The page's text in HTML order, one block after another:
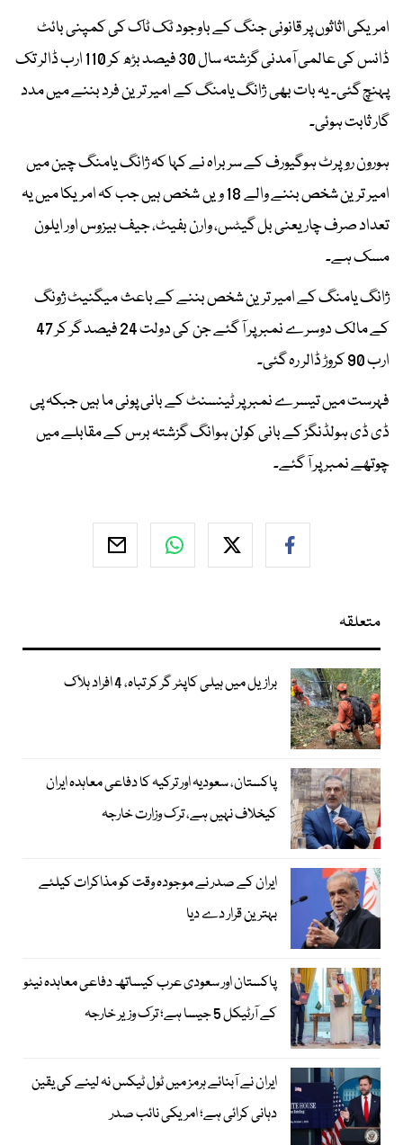
امریکی اثاثوں پر قانونی جنگ کے باوجود ٹک ٹاک کی کمپنی بائٹ
ڈانس کی عالمی آمدنی گزشتہ سال 30 فیصد بڑھ کر 110 ارب ڈالر تک
پہنچ گئی۔ یہ بات بھی ژانگ یامنگ کے امیر ترین فرد بننے میں مدد
گار ثابت ہوئی۔
ہورون روپرٹ ہوگیورف کے سربراہ نے کہا کہ ژانگ یامنگ چین میں
امیر ترین شخص بننے والے 18 ویں شخص ہیں جب کہ امریکا میں یہ
تعداد صرف چار یعنی بل گیٹس، وارن بفیٹ، جیف بیزوس اور ایلون
مسک ہے۔
ژانگ یامنگ کے امیر ترین شخص بننے کے باعث میگنیٹ ژونگ
کے مالک دوسرے نمبر پر آ گئے جن کی دولت 24 فیصد گر کر 47
ارب 90 کروڑ ڈالر رہ گئی۔
فہرست میں تیسرے نمبر پر ٹینسنٹ کے بانی پونی ما ہیں جبکہ پی
ڈی ڈی ہولڈنگز کے بانی کولن ہوانگ گزشتہ برس کے مقابلے میں
چوتھے نمبر پر آ گئے۔
متعلقہ
برازیل میں ہیلی کاپٹر گر کر تباہ، 4 افراد ہلاک
پاکستان، سعودیہ اور ترکیہ کا دفاعی معاہدہ ایران
کیخلاف نہیں ہے، ترک وزارت خارجہ
ایران کے صدر نے موجودہ وقت کو مذاکرات کیلئے
بہترین قرار دے دیا
پاکستان اور سعودی عرب کیساتھ دفاعی معاہدہ نیٹو
کے آرٹیکل 5 جیسا ہے؛ ترک وزیر خارجہ
ایران نے آبنائے ہرمز میں ٹول ٹیکس نہ لینے کی یقین
دہانی کرائی ہے؛ امریکی نائب صدر